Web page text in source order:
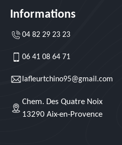
Informations
04 82 29 23 23
06 41 08 64 71
lafleurtchino95@gmail.com
Chem. Des Quatre Noix
13290 Aix-en-Provence